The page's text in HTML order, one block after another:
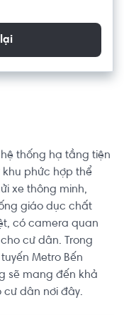
thống hạ tầng tiện
khu phức hợp thể
xe thông minh,
giáo dục chất
có camera quan
cư dân. Trong
Metro Bến
sẽ mang đến khả
cư dân nơi đây.